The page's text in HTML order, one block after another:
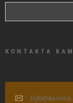
KONTAKTA